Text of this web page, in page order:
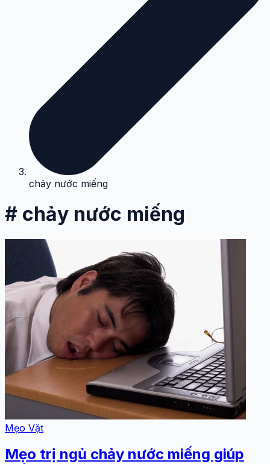
chảy nước miếng
# chảy nước miếng
Mẹo Vặt
Mẹo trị ngủ chảy nước miếng giúp